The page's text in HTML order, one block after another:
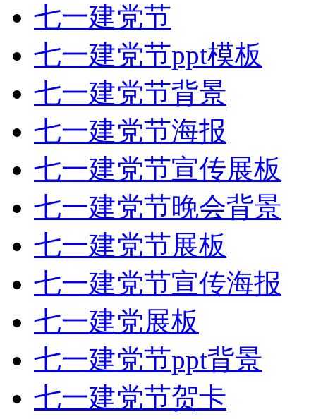
七一建党节
七一建党节ppt模板
七一建党节背景
七一建党节海报
七一建党节宣传展板
七一建党节晚会背景
七一建党节展板
七一建党节宣传海报
七一建党展板
七一建党节ppt背景
七一建党节贺卡